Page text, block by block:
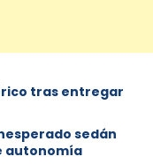
tras entregar
sedán
autonomía